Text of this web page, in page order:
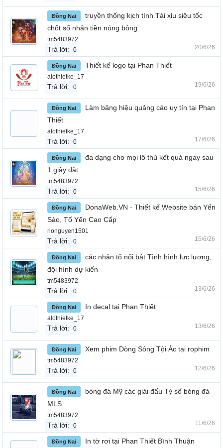
Đồng Nai
truyền thống kịch tính Tài xỉu siêu tốc
chốt số nhận tiền nóng bỏng
tm5483972
Trả lời: 0 20/6/26
Đồng Nai Thiết kế logo tại Phan Thiết
alothietke_17
Trả lời: 0 19/6/26
Đồng Nai
Làm bảng hiệu quảng cáo uy tín tại Phan
Thiết
alothietke_17
Trả lời: 0 17/6/26
Đồng Nai
đa dạng cho mọi lô thủ kết quả ngay sau
1 giây đặt
tm5483972
Trả lời: 0 15/6/26
Đồng Nai
DonaWeb.VN - Thiết kế Website bán Yến
Sào, Tổ Yến Cao Cấp
rionguyen1501
Trả lời: 0 15/6/26
Đồng Nai
các nhân tố nổi bật Tình hình lực lượng,
đội hình dự kiến
tm5483972
Trả lời: 0 13/6/26
Đồng Nai In decal tại Phan Thiết
alothietke_17
Trả lời: 0 13/6/26
Đồng Nai Xem phim Dòng Sông Tội Ác tại rophim
tm5483972
Trả lời: 0 12/6/26
Đồng Nai
bóng đá Mỹ các giải đấu Tỷ số bóng đá
MLS
tm5483972
Trả lời: 0 11/6/26
Đồng Nai In tờ rơi tại Phan Thiết Bình Thuận